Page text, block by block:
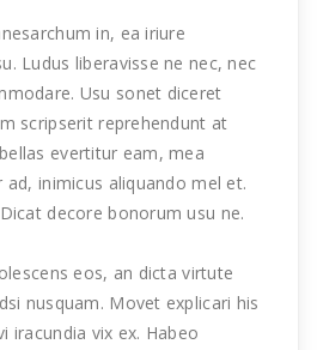
in, ea iriure
Ludus liberavisse ne nec, nec
Usu sonet diceret
scripserit reprehendunt at
evertitur eam, mea
inimicus aliquando mel et.
decore bonorum usu ne.
eos, an dicta virtute
nusquam. Movet explicari his
iracundia vix ex. Habeo